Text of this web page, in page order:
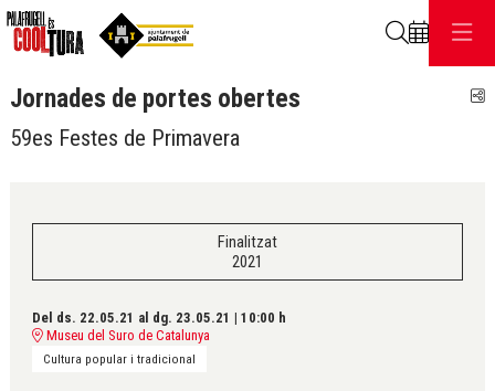
Jornades de portes obertes
59es Festes de Primavera
Finalitzat
2021
Del ds. 22.05.21 al dg. 23.05.21 | 10:00 h
Museu del Suro de Catalunya
Cultura popular i tradicional